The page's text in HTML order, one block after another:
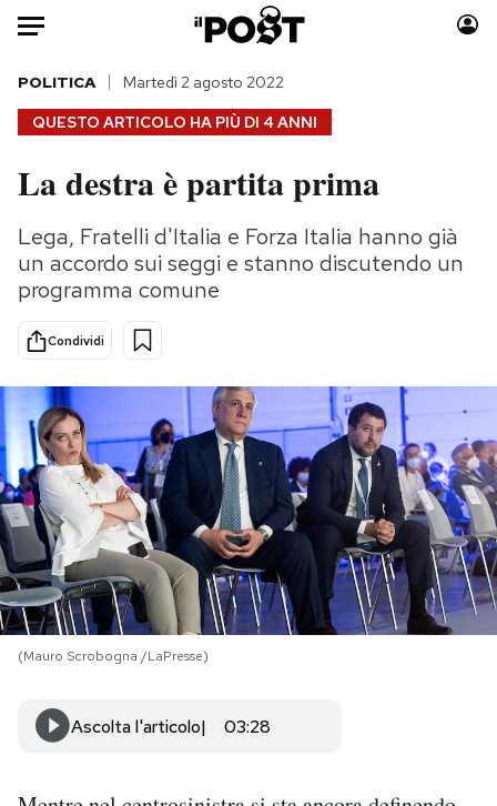
Auto
HOME
Italia
Politica
Scienza
Economia
Sport
Moda
Consumismi
Altrecose
Mondiali calcio 2026
PODCAST
NEWSLETTER
QUESTO ARTICOLO HA PIÙ DI 4 ANNI
POLITICA Martedì 2 agosto 2022
La destra è partita prima
Lega, Fratelli d'Italia e Forza Italia hanno già
un accordo sui seggi e stanno discutendo un
programma comune
Condividi
(Mauro Scrobogna /LaPresse)
Ascolta l'articolo 03:28